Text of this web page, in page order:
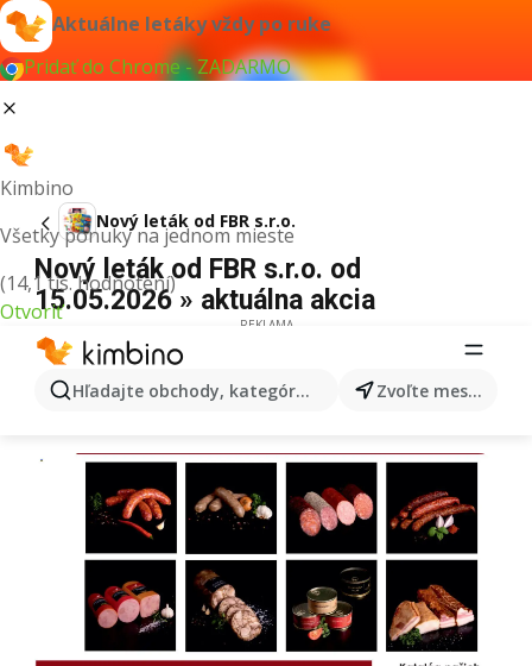
Aktuálne letáky vždy po ruke
Pridať do Chrome - ZADARMO
Kimbino
Všetky ponuky na jednom mieste
(14,1 tis. hodnotení)
Otvoriť
Hľadajte obchody, kategórie, produkty... Zvoľte mesto
Nový leták od FBR s.r.o.
Nový leták od FBR s.r.o. od
15.05.2026 » aktuálna akcia
REKLAMA